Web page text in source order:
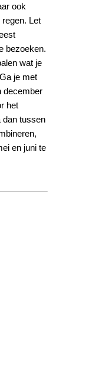
ook
Let
bezoeken.
wat je
je met
december
het
dan tussen
en juni te